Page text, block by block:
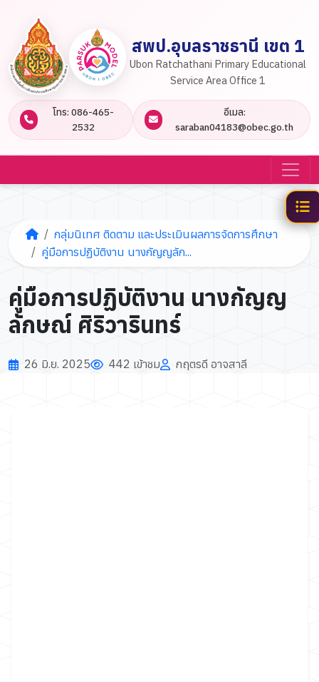
สพป.อุบลราชธานี เขต 1
Ubon Ratchathani Primary Educational
Service Area Office 1
โทร: 086-465-
2532
อีเมล:
saraban04183@obec.go.th
กลุ่มนิเทศ ติดตาม และประเมินผลการจัดการศึกษา
คู่มือการปฏิบัติงาน นางกัญญลัก...
คู่มือการปฏิบัติงาน นางกัญญ
ลักษณ์ ศิริวารินทร์
26 มิ.ย. 2025 442 เข้าชม กฤตรดี อาจสาลี